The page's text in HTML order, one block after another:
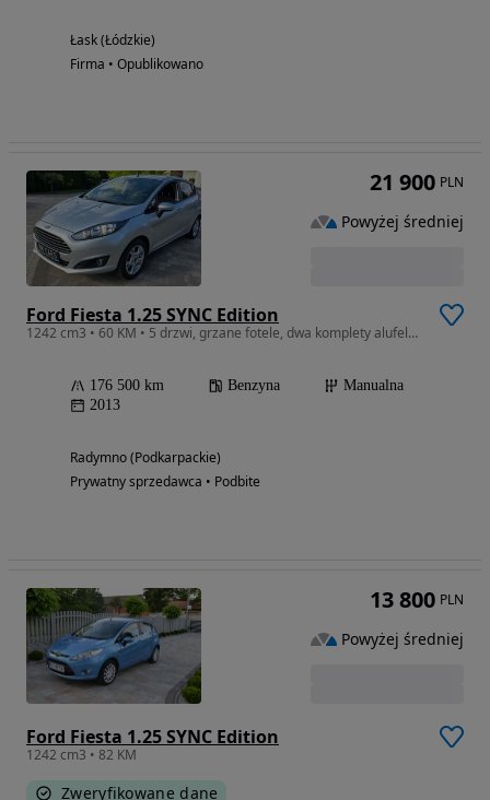
Łask (Łódzkie)
Firma • Opublikowano
Ford Fiesta 1.25 SYNC Edition
1242 cm3 • 60 KM • 5 drzwi, grzane fotele, dwa komplety alufelg, czujniki parkowania!!
176 500 km Benzyna
Manualna
2013
Radymno (Podkarpackie)
Prywatny sprzedawca • Podbite
21 900 PLN
Powyżej średniej
Ford Fiesta 1.25 SYNC Edition
1242 cm3 • 82 KM
Zweryfikowane dane
13 800 PLN
Powyżej średniej